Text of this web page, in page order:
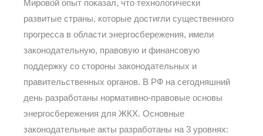
Мировой опыт показал, что технологически
развитые страны, которые достигли существенного
прогресса в области энергосбережения, имели
законодательную, правовую и финансовую
поддержку со стороны законодательных и
правительственных органов. В РФ на сегодняшний
день разработаны нормативно-правовые основы
энергосбережения для ЖКХ. Основные
законодательные акты разработаны на 3 уровнях: